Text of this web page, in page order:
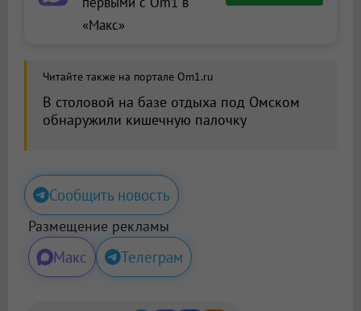
«Макс»
Читайте также на портале Om1.ru
В столовой на базе отдыха под Омском
обнаружили кишечную палочку
Сообщить новость
Размещение рекламы
Макс Телеграм